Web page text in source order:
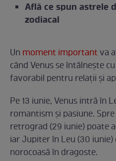
Află ce spun astrele
zodiacal
Un moment importantva
când Venus se întâlnește
favorabil pentru relații și
Pe 13 iunie, Venus intră în
romantism și pasiune.
retrograd (29 iunie) poate
iar Jupiter în Leu (30
norocoasă în dragoste.